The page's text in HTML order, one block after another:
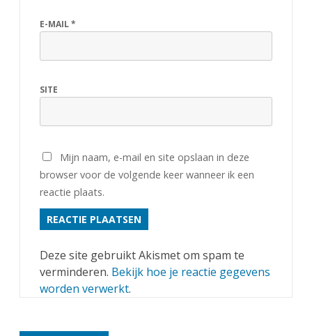
E-MAIL*
SITE
Mijn naam, e-mail en site opslaan in deze
browser voor de volgende keer wanneer ik een
reactie plaats.
Deze site gebruikt Akismet om spam te
verminderen. Bekijk hoe je reactie gegevens
worden verwerkt.